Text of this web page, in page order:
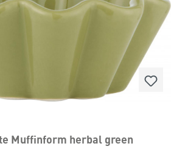
Muffinform herbal green